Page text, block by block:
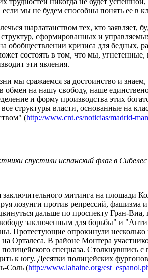
если мы не будем способны понять ее в
шарлатанством тех, кто заявляет,
структур, сформированных и
обобществлении кризиса для бедных,
состоять в том, что мы, угнетенные,
эти явления.
мы сражаемся за достоинство и знаем,
обмен на нашу свободу, наше
и форму производства этих
структуры власти, основанные на
(http://www.cnt.es/noticias/madrid-
спустили испанский флаг в
заключительного митинга на площади
лозунги против репрессий, фашизма
дальше по проспекту Гран-Виа,
заключенным для борьбы" и
Протестующие опрокинули несколько
Орталеса. В районе Монтера
спецназа. Столкнувшись с
к югу. Десятки полицейских
Соль (http://www.lahaine.org/